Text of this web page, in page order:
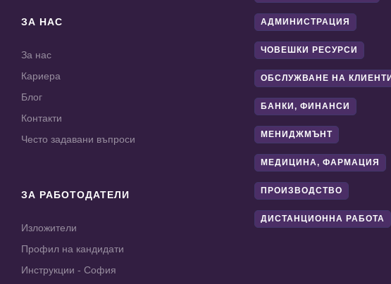
ЗА НАС
За нас
Кариера
Блог
Контакти
Често задавани въпроси
ЗА РАБОТОДАТЕЛИ
Изложители
Профил на кандидати
Инструкции - София
АДМИНИСТРАЦИЯ
ЧОВЕШКИ РЕСУРСИ
ОБСЛУЖВАНЕ НА КЛИЕНТИ
БАНКИ, ФИНАНСИ
МЕНИДЖМЪНТ
МЕДИЦИНА, ФАРМАЦИЯ
ПРОИЗВОДСТВО
ДИСТАНЦИОННА РАБОТА